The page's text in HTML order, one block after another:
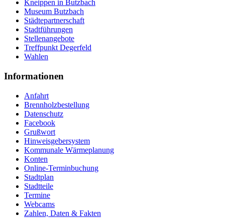
Kneippen in Butzbach
Museum Butzbach
Städtepartnerschaft
Stadtführungen
Stellenangebote
Treffpunkt Degerfeld
Wahlen
Informationen
Anfahrt
Brennholzbestellung
Datenschutz
Facebook
Grußwort
Hinweisgebersystem
Kommunale Wärmeplanung
Konten
Online-Terminbuchung
Stadtplan
Stadtteile
Termine
Webcams
Zahlen, Daten & Fakten